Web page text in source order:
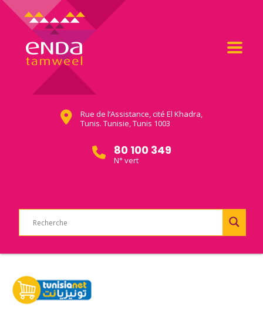
Rue de l’Assistance, cité El Khadra,
Tunis. Tunisie, Tunis 1003
80 100 349
N° vert